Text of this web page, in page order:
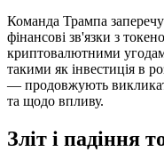
Команда Трампа
фінансові зв'язки з
криптовалютними
такими як інвестиція в
— продовжують
та щодо впливу.
Зліт і падіння